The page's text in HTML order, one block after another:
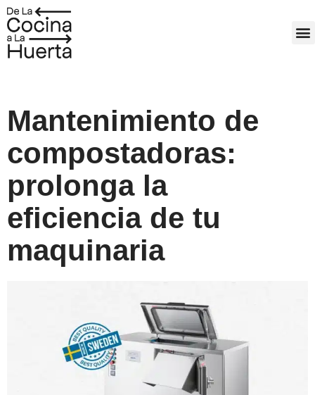
al
contenido
Mantenimiento de
compostadoras:
prolonga la
eficiencia de tu
maquinaria